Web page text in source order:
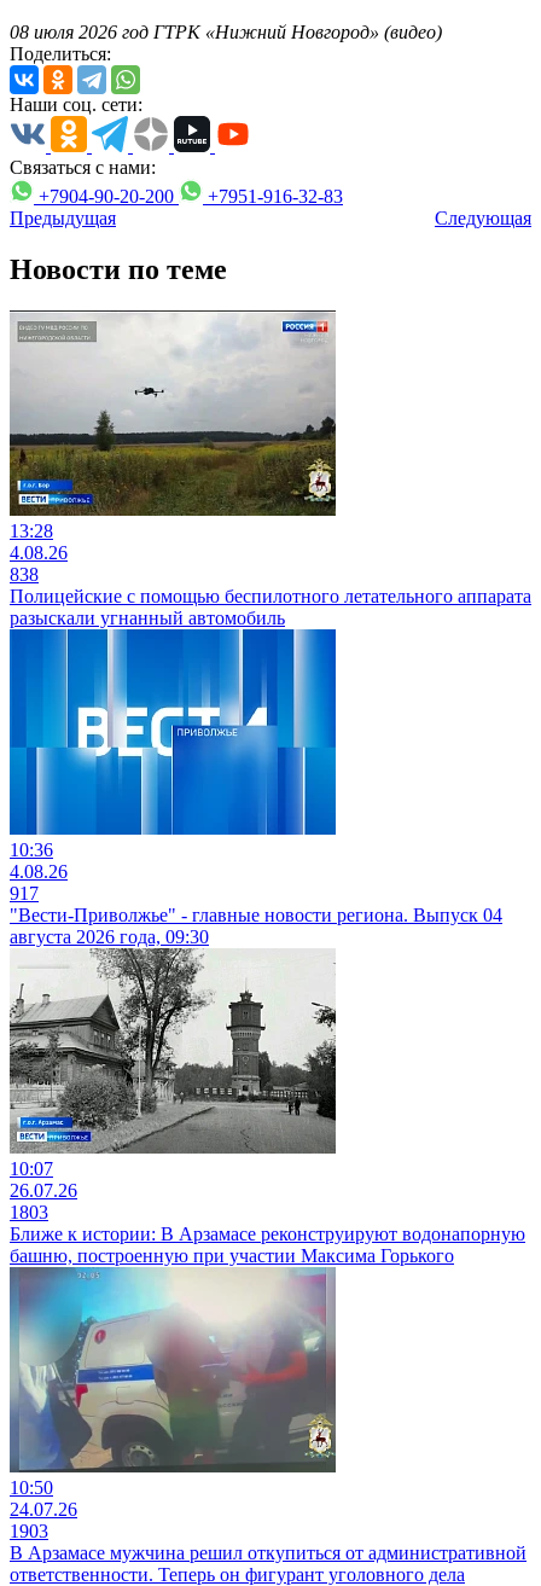
08 июля 2026 год ГТРК «Нижний Новгород» (видео)
Поделиться:
Наши соц. сети:
Связаться с нами:
+7904-90-20-200
+7951-916-32-83
Предыдущая
Следующая
Новости по теме
13:28
4.08.26
838
Полицейские с помощью беспилотного летательного аппарата
разыскали угнанный автомобиль
10:36
4.08.26
917
"Вести-Приволжье" - главные новости региона. Выпуск 04
августа 2026 года, 09:30
10:07
26.07.26
1803
Ближе к истории: В Арзамасе реконструируют водонапорную
башню, построенную при участии Максима Горького
10:50
24.07.26
1903
В Арзамасе мужчина решил откупиться от административной
ответственности. Теперь он фигурант уголовного дела